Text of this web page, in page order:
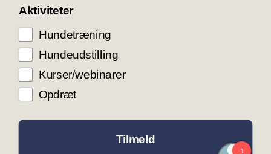
Vi bruger cookies til teknisk funktionalitet samt
trafikmåling for at optimere vores hjemmeside og
levere den bedst mulige service og
brugeroplevelse. Ved at trykke ”Accepter alle”
giver du samtykke til disse formål.
ACCEPTER NØDVENDIGE COOKIES
INDSTILLINGER
Aktiviteter
Hundetræning
Hundeudstilling
Kurser/webinarer
Opdræt
Tilmeld